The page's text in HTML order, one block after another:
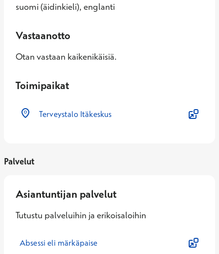
suomi (äidinkieli), englanti
Vastaanotto
Otan vastaan kaikenikäisiä.
Toimipaikat
Terveystalo Itäkeskus
Palvelut
Asiantuntijan palvelut
Tutustu palveluihin ja erikoisaloihin
Absessi eli märkäpaise